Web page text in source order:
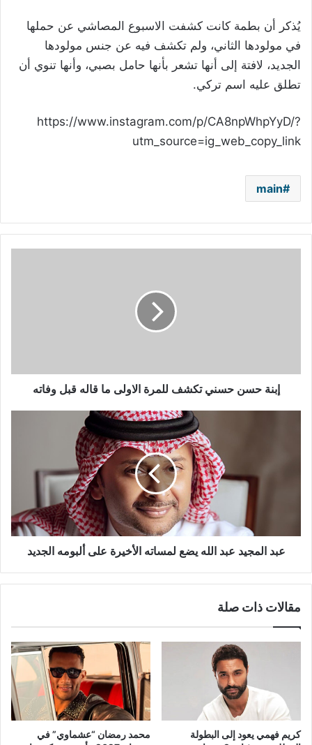
يُذكر أن بطمة كانت كشفت الاسبوع المصاشي عن حملها
في مولودها الثاني، ولم تكشف فيه عن جنس مولودها
الجديد، لافتة إلى أنها تشعر بأنها حامل بصبي، وأنها تنوي أن
تطلق عليه اسم تركي.
https://www.instagram.com/p/CA8npWhpYyD/?
utm_source=ig_web_copy_link
main
قبل
إبنة حسن حسني تكشف للمرة الاولى ما قاله قبل وفاته
ألبومه
الجديدعبد المجيد عبد الله يضع لمساته الأخيرة على ألبومه الجديد
مقالات ذات صلة
كريم فهمي يعود إلى البطولة
محمد رمضان “عشماوي” في